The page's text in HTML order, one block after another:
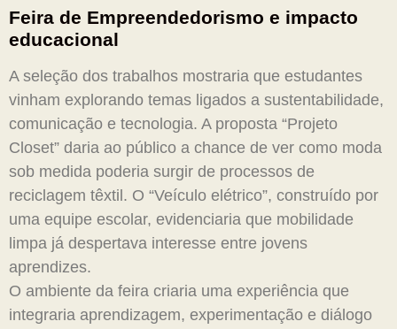
Feira de Empreendedorismo e impacto
educacional
A seleção dos trabalhos mostraria que estudantes
vinham explorando temas ligados a sustentabilidade,
comunicação e tecnologia. A proposta “Projeto
Closet” daria ao público a chance de ver como moda
sob medida poderia surgir de processos de
reciclagem têxtil. O “Veículo elétrico”, construído por
uma equipe escolar, evidenciaria que mobilidade
limpa já despertava interesse entre jovens
aprendizes.
O ambiente da feira criaria uma experiência que
integraria aprendizagem, experimentação e diálogo